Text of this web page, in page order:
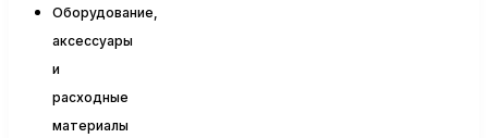
Оборудование,
аксессуары
и
расходные
материалы